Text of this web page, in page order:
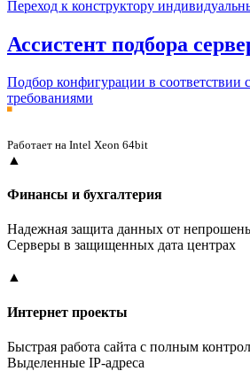
Переход к конструктору
Ассистент подбора
Подбор конфигурации в соответствии
требованиями
Работает на Intel Xeon 64bit
▲
Финансы и бухгалтерия
Надежная защита данных от
Серверы в защищенных дата центрах
▲
Интернет проекты
Быстрая работа сайта с полным
Выделенные IP-адреса